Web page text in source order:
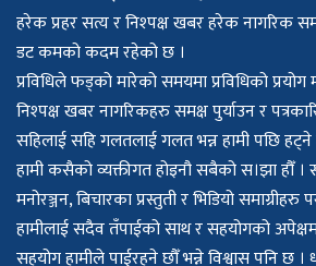
हरेक प्रहर सत्य र निश्पक्ष खबर हरेक नागरिक
डट कमको कदम रहेको छ ।
प्रविधिले फड्को मारेको समयमा प्रविधिको
निश्पक्ष खबर नागरिकहरु समक्ष पुर्याउन र
सहिलाई सहि गलतलाई गलत भन्न हामी पछि हट्ने
हामी कसैको व्यक्तीगत होइनौ सबैको स।झा हौँ ।
मनोरञ्जन, बिचारका प्रस्तुती र भिडियो समाग्रीहरु
हामीलाई सदैव तँपाईको साथ र सहयोगको
सहयोग हामीले पाईरहने छौँ भन्ने विश्वास पनि छ ।